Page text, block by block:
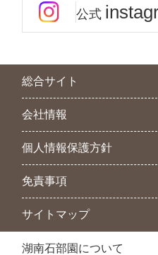
公式
総合サイト
会社情報
個人情報保護方針
免責事項
サイトマップ
湖南石部園について